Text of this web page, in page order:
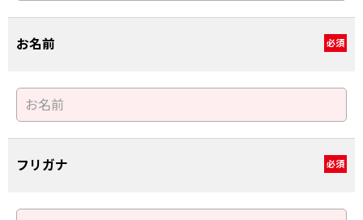
お名前 必須
フリガナ 必須